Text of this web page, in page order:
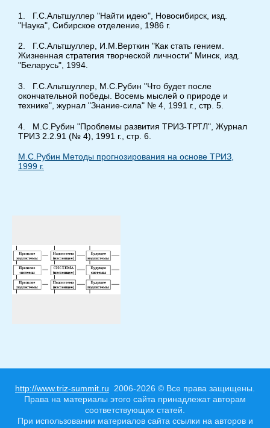
1. Г.С.Альтшуллер "Найти идею", Новосибирск, изд.
"Наука", Сибирское отделение, 1986 г.
2. Г.С.Альтшуллер, И.М.Верткин "Как стать гением.
Жизненная стратегия творческой личности" Минск, изд.
"Беларусь", 1994.
3. Г.С.Альтшуллер, М.С.Рубин "Что будет после
окончательной победы. Восемь мыслей о природе и
технике", журнал "Знание-сила" № 4, 1991 г., стр. 5.
4. М.С.Рубин "Проблемы развития ТРИЗ-ТРТЛ", Журнал
ТРИЗ 2.2.91 (№ 4), 1991 г., стр. 6.
М.С.Рубин Методы прогнозирования на основе ТРИЗ,
1999 г.
http://www.triz-summit.ru 2006-2026 © Все права защищены.
Права на материалы этого сайта принадлежат авторам
соответствующих статей.
При использовании материалов сайта ссылки на авторов и